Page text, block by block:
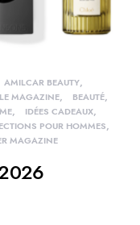
AMILCAR BEAUTY
MAGAZINE
BEAUTÉ
IDÉES CADEAUX
POUR HOMMES
MAGAZINE